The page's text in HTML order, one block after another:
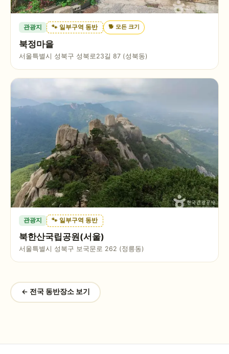
관광지 🐾 일부구역 동반 🐕 모든 크기
북정마을
서울특별시 성북구 성북로23길 87 (성북동)
관광지 🐾 일부구역 동반
북한산국립공원(서울)
서울특별시 성북구 보국문로 262 (정릉동)
← 전국 동반장소 보기